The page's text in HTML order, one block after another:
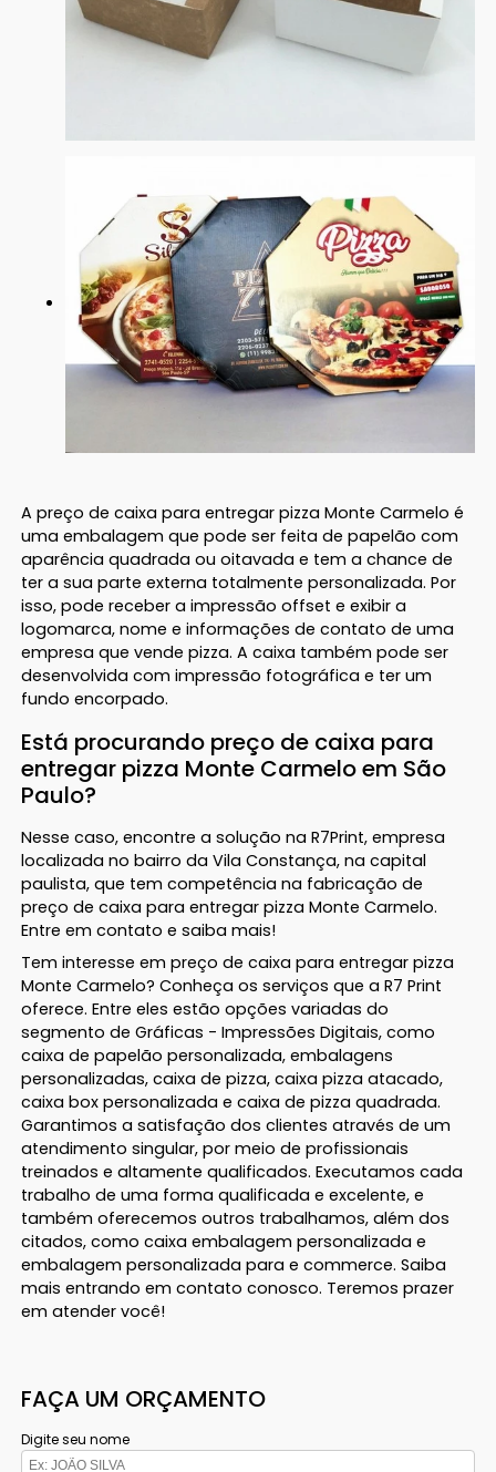
A preço de caixa para entregar pizza Monte Carmelo é
uma embalagem que pode ser feita de papelão com
aparência quadrada ou oitavada e tem a chance de
ter a sua parte externa totalmente personalizada. Por
isso, pode receber a impressão offset e exibir a
logomarca, nome e informações de contato de uma
empresa que vende pizza. A caixa também pode ser
desenvolvida com impressão fotográfica e ter um
fundo encorpado.
Está procurando preço de caixa para
entregar pizza Monte Carmelo em São
Paulo?
Nesse caso, encontre a solução na R7Print, empresa
localizada no bairro da Vila Constança, na capital
paulista, que tem competência na fabricação de
preço de caixa para entregar pizza Monte Carmelo.
Entre em contato e saiba mais!
Tem interesse em preço de caixa para entregar pizza
Monte Carmelo? Conheça os serviços que a R7 Print
oferece. Entre eles estão opções variadas do
segmento de Gráficas - Impressões Digitais, como
caixa de papelão personalizada, embalagens
personalizadas, caixa de pizza, caixa pizza atacado,
caixa box personalizada e caixa de pizza quadrada.
Garantimos a satisfação dos clientes através de um
atendimento singular, por meio de profissionais
treinados e altamente qualificados. Executamos cada
trabalho de uma forma qualificada e excelente, e
também oferecemos outros trabalhamos, além dos
citados, como caixa embalagem personalizada e
embalagem personalizada para e commerce. Saiba
mais entrando em contato conosco. Teremos prazer
em atender você!
FAÇA UM ORÇAMENTO
Digite seu nome